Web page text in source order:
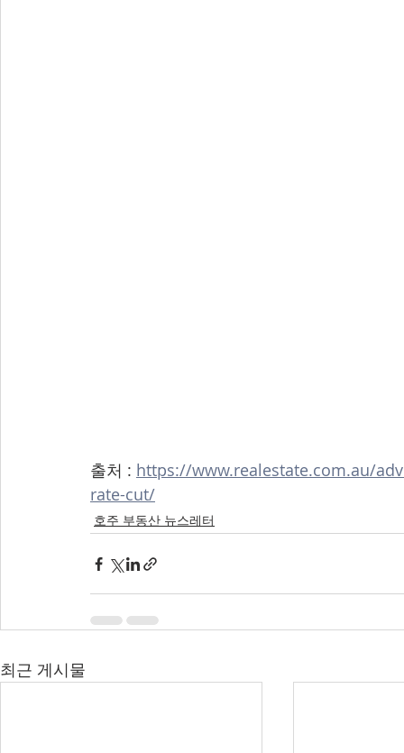
출처 : https://www.realestate.com.au/
rate-cut/
호주 부동산 뉴스레터
최근 게시물